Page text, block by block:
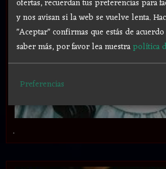
.
ofertas, recuerdan tus preferencias para
y nos avisan si la web se vuelve lenta.
"Aceptar" confirmas que estás de
saber más, por favor lea nuestrapolítica
Preferencias